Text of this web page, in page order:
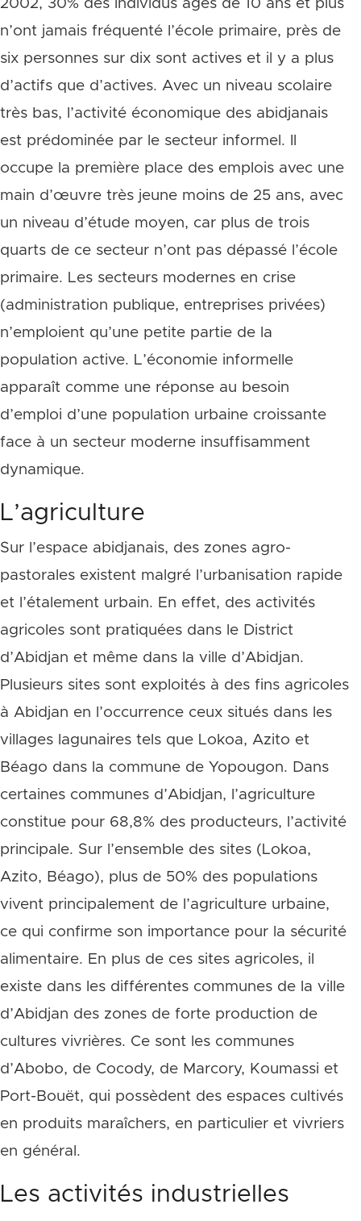
2002, 30% des individus âgés de 10 ans et plus
n’ont jamais fréquenté l’école primaire, près de
six personnes sur dix sont actives et il y a plus
d’actifs que d’actives. Avec un niveau scolaire
très bas, l’activité économique des abidjanais
est prédominée par le secteur informel. Il
occupe la première place des emplois avec une
main d’œuvre très jeune moins de 25 ans, avec
un niveau d’étude moyen, car plus de trois
quarts de ce secteur n’ont pas dépassé l’école
primaire. Les secteurs modernes en crise
(administration publique, entreprises privées)
n’emploient qu’une petite partie de la
population active. L’économie informelle
apparaît comme une réponse au besoin
d’emploi d’une population urbaine croissante
face à un secteur moderne insuffisamment
dynamique.
L’agriculture
Sur l’espace abidjanais, des zones agro-
pastorales existent malgré l’urbanisation rapide
et l’étalement urbain. En effet, des activités
agricoles sont pratiquées dans le District
d’Abidjan et même dans la ville d’Abidjan.
Plusieurs sites sont exploités à des fins agricoles
à Abidjan en l’occurrence ceux situés dans les
villages lagunaires tels que Lokoa, Azito et
Béago dans la commune de Yopougon. Dans
certaines communes d’Abidjan, l’agriculture
constitue pour 68,8% des producteurs, l’activité
principale. Sur l’ensemble des sites (Lokoa,
Azito, Béago), plus de 50% des populations
vivent principalement de l’agriculture urbaine,
ce qui confirme son importance pour la sécurité
alimentaire. En plus de ces sites agricoles, il
existe dans les différentes communes de la ville
d’Abidjan des zones de forte production de
cultures vivrières. Ce sont les communes
d’Abobo, de Cocody, de Marcory, Koumassi et
Port-Bouët, qui possèdent des espaces cultivés
en produits maraîchers, en particulier et vivriers
en général.
Les activités industrielles